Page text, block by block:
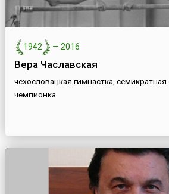
1942 — 2016
Вера Чаславская
чехословацкая гимнастка,
чемпионка